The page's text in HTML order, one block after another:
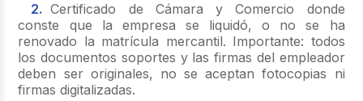
Certificado de Cámara y Comercio donde
conste que la empresa se liquidó, o no se ha
renovado la matrícula mercantil. Importante: todos
los documentos soportes y las firmas del empleador
deben ser originales, no se aceptan fotocopias ni
firmas digitalizadas.